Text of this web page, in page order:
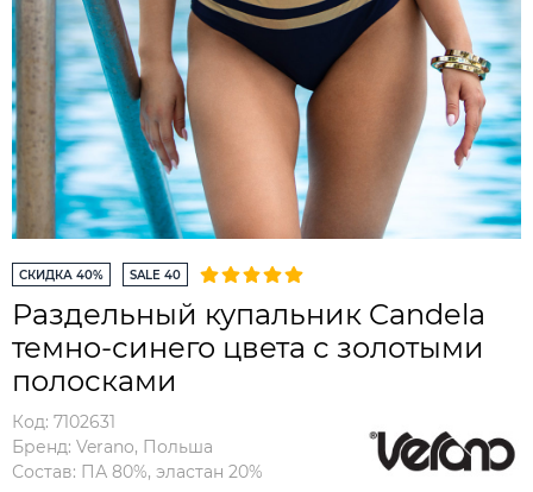
СКИДКА 40% SALE 40
Раздельный купальник Candela
темно-синего цвета с золотыми
полосками
Код: 7102631
Бренд: Verano, Польша
Состав: ПА 80%, эластан 20%